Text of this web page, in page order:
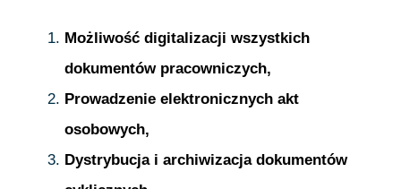
Możliwość digitalizacji wszystkich
dokumentów pracowniczych,
Prowadzenie elektronicznych akt
osobowych,
Dystrybucja i archiwizacja dokumentów